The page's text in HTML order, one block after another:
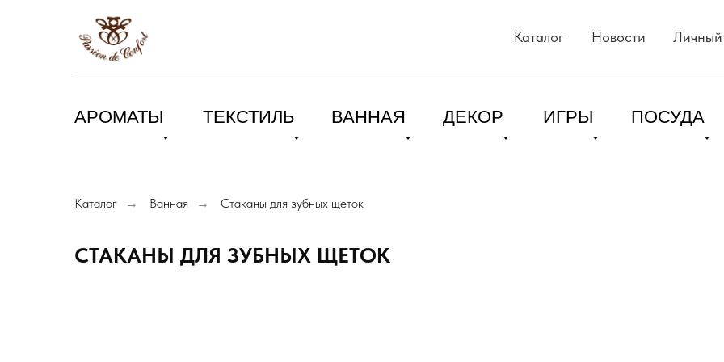
Каталог Новости Личный
АРОМАТЫ ИГРЫ
ВАННАЯ ПОСУДА
ДЕКОР
ТЕКСТИЛЬ
Каталог → Ванная → Стаканы для зубных щеток
СТАКАНЫ ДЛЯ ЗУБНЫХ ЩЕТОК